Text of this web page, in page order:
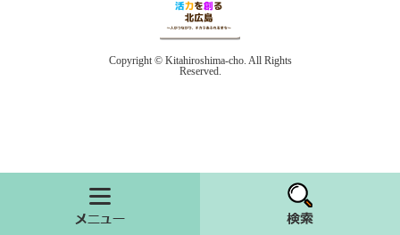
検索
Copyright © Kitahiroshima-cho. All Rights
Reserved.